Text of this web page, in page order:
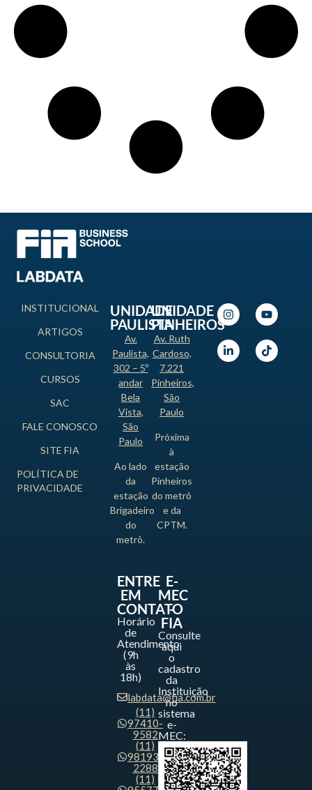
INSTITUCIONAL
ARTIGOS
CONSULTORIA
CURSOS
SAC
FALE CONOSCO
SITE FIA
POLÍTICA DE
PRIVACIDADE
UNIDADE
PAULISTA
Av.
Paulista,
302 – 5º
andar
Bela
Vista,
São
Paulo
Ao lado
da
estação
Brigadeiro
do
metrô.
UNIDADE
PINHEIROS
Av. Ruth
Cardoso,
7.221
Pinheiros,
São
Paulo
Próxima
à
estação
Pinheiros
do metrô
e da
CPTM.
ENTRE
EM
CONTATO
Horário
de
Atendimento
(9h
às
18h)
labdata@fia.com.br
(11)
97410-
9582
(11)
98193-
2288
(11)
E-
MEC
-
FIA
Consulte
aqui
o
cadastro
da
Instituição
no
sistema
e-
MEC: